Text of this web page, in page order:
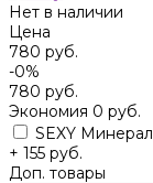
Нет в наличии
Цена
780 руб.
-0%
780 руб.
Экономия 0 руб.
SEXY
+ 155 руб.
Доп. товары